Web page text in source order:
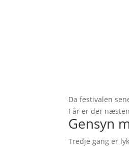
Da festivalen
I år er der
Gensyn
Tredje gang er